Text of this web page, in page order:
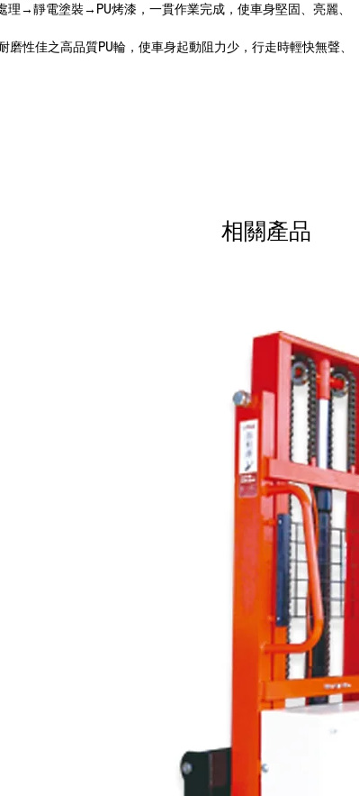
理→靜電塗裝→PU烤漆，一貫作業完成，使車身堅固、亮麗、
磨性佳之高品質PU輪，使車身起動阻力少，行走時輕快無聲、
相關產品